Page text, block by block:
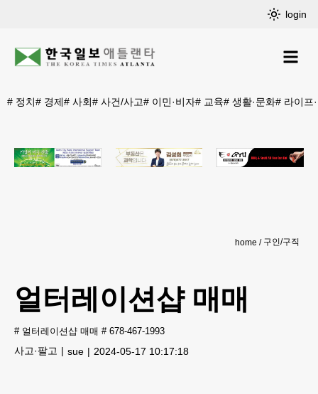
login
# 정치# 경제# 사회# 사건/사고# 이민·비자# 교육# 생활·문화# 라이프
home 구인/구직
얼터레이션샵 매매
# 얼터레이션샵 매매 # 678-467-1993
사고·팔고 sue 2024-05-17 10:17:18